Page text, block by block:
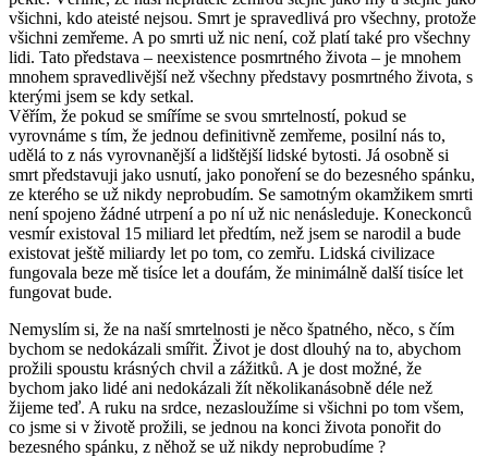
všichni, kdo ateisté nejsou. Smrt je spravedlivá pro všechny, protože
všichni zemřeme. A po smrti už nic není, což platí také pro všechny
lidi. Tato představa – neexistence posmrtného života – je mnohem
mnohem spravedlivější než všechny představy posmrtného života, s
kterými jsem se kdy setkal.
Věřím, že pokud se smíříme se svou smrtelností, pokud se
vyrovnáme s tím, že jednou definitivně zemřeme, posilní nás to,
udělá to z nás vyrovnanější a lidštější lidské bytosti. Já osobně si
smrt představuji jako usnutí, jako ponoření se do bezesného spánku,
ze kterého se už nikdy neprobudím. Se samotným okamžikem smrti
není spojeno žádné utrpení a po ní už nic nenásleduje. Koneckonců
vesmír existoval 15 miliard let předtím, než jsem se narodil a bude
existovat ještě miliardy let po tom, co zemřu. Lidská civilizace
fungovala beze mě tisíce let a doufám, že minimálně další tisíce let
fungovat bude.
Nemyslím si, že na naší smrtelnosti je něco špatného, něco, s čím
bychom se nedokázali smířit. Život je dost dlouhý na to, abychom
prožili spoustu krásných chvil a zážitků. A je dost možné, že
bychom jako lidé ani nedokázali žít několikanásobně déle než
žijeme teď. A ruku na srdce, nezasloužíme si všichni po tom všem,
co jsme si v životě prožili, se jednou na konci života ponořit do
bezesného spánku, z něhož se už nikdy neprobudíme ?